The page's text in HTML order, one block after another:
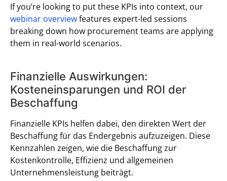
If you’re looking to put these KPIs into context, our
webinar overviewfeatures expert-led sessions
breaking down how procurement teams are applying
them in real-world scenarios.
Finanzielle Auswirkungen:
Kosteneinsparungen und ROI der
Beschaffung
Finanzielle KPIs helfen dabei, den direkten Wert der
Beschaffung für das Endergebnis aufzuzeigen. Diese
Kennzahlen zeigen, wie die Beschaffung zur
Kostenkontrolle, Effizienz und allgemeinen
Unternehmensleistung beiträgt.